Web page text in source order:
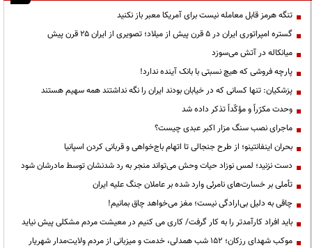
تنگه هرمز قابل معامله نیست برای آمریکا معبر باز نکنید
گستره امپراتوری ایران در ۵ قرن پیش از میلاد؛ تصویری از ایران ۲۵ قرن پیش
میانکاله در آتش می‌سوزد
پارچه فروشی که هیچ نسبتی با بانک آینده ندارد!
پزشکیان: تنها کسانی که در خیابان بودند ایران را نگه نداشتند همه سهیم هستند
وحدت مکرّراً و مؤکّداً تذکر داده شد
ماجرای نصب سنگ مزار اکبر عبدی چیست؟
بحران اینفانتینو؛ از طرح جنجالی تا اتهام باج‌خواهی و قربانی کردن اسپانیا
دست نزنید؛ لمس نوزاد حیات وحش می‌تواند منجر به رد شدنشان توسط مادرشان شود
تأملی بر خسارت‌های نامرئی وارد شده بر عاملان جنگ علیه ایران
چاقی به دلیل بی‌ارادگی نیست؛ مغز می‌خواهد چاق بمانیم!
باید افراد کارآمدتر را به کار گرفت/ کاری می کنیم در معیشت مردم مشکلی پیش نیاید
موکب شهدای رزکان؛ ۱۵۲ شب همدلی، خدمت و میزبانی از مردم ولایت‌مدار شهریار